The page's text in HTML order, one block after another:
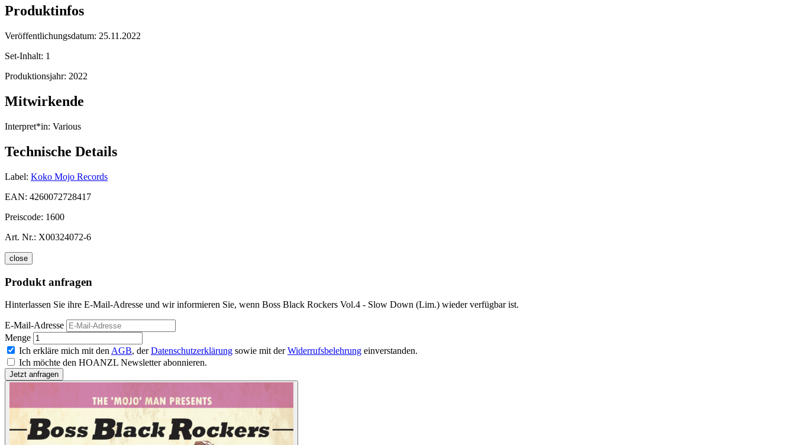
Produktinfos
Veröffentlichungsdatum: 25.11.2022
Set-Inhalt: 1
Produktionsjahr: 2022
Mitwirkende
Interpret*in: Various
Technische Details
Label: Koko Mojo Records
EAN: 4260072728417
Preiscode: 1600
Art. Nr.: X00324072-6
close
Produkt anfragen
Hinterlassen Sie ihre E-Mail-Adresse und wir informieren Sie, wenn Boss Black Rockers Vol.4 - Slow Down (Lim.) wieder verfügbar ist.
E-Mail-Adresse
Menge
Ich erkläre mich mit den AGB, derDatenschutzerklärung sowie mit derWiderrufsbelehrung einverstanden.
Ich möchte den HOANZL Newsletter abonnieren.